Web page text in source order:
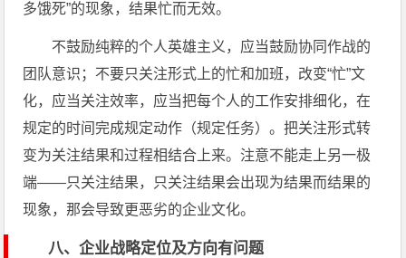
多饿死”的现象，结果忙而无效。
不鼓励纯粹的个人英雄主义，应当鼓励协同作战的
团队意识；不要只关注形式上的忙和加班，改变“忙”文
化，应当关注效率，应当把每个人的工作安排细化，在
规定的时间完成规定动作（规定任务）。把关注形式转
变为关注结果和过程相结合上来。注意不能走上另一极
端——只关注结果，只关注结果会出现为结果而结果的
现象，那会导致更恶劣的企业文化。
八、企业战略定位及方向有问题